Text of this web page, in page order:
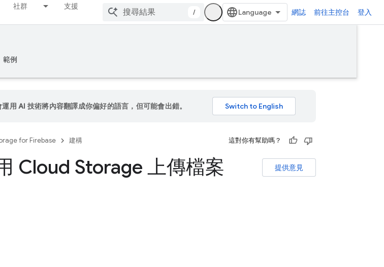
社群 支援
/ 網誌 前往主控台 登入
範例
用 AI 技術將內容翻譯成你偏好的語言，但可能會出錯。
for Firebase 建構 這對你有幫助嗎？
提供意見
Cloud Storage 上傳檔案